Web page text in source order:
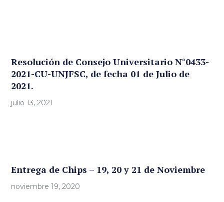
Resolución de Consejo Universitario N°0433-
2021-CU-UNJFSC, de fecha 01 de Julio de
2021.
julio 13, 2021
Entrega de Chips – 19, 20 y 21 de Noviembre
noviembre 19, 2020